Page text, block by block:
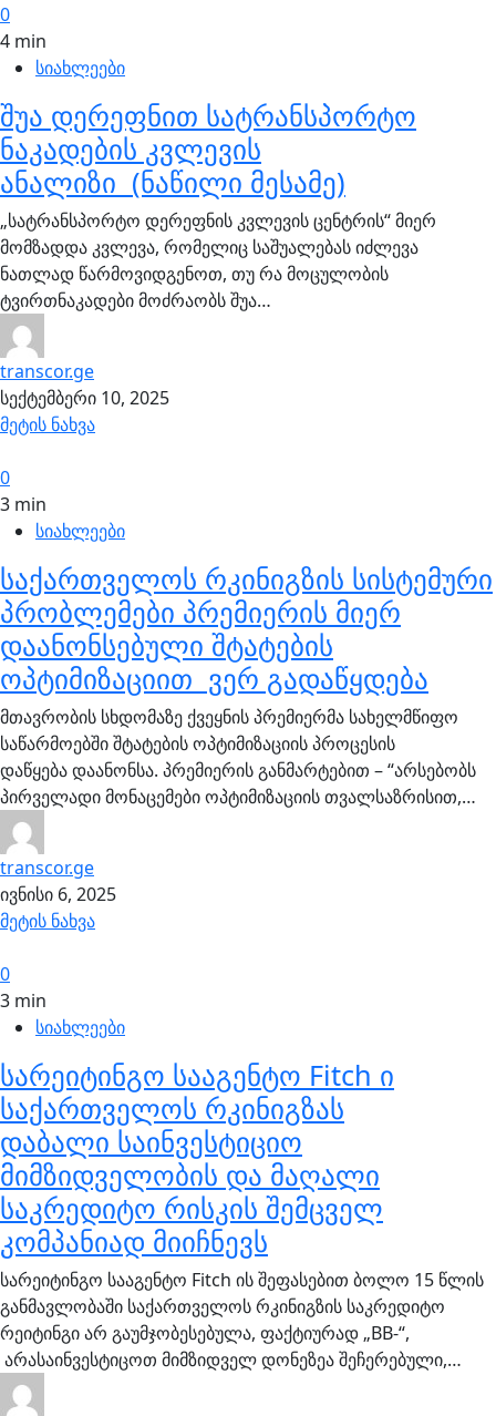
0
4 min
სიახლეები
შუა დერეფნით სატრანსპორტო
ნაკადების კვლევის
ანალიზი (ნაწილი მესამე)
„სატრანსპორტო დერეფნის კვლევის ცენტრის“ მიერ
მომზადდა კვლევა, რომელიც საშუალებას იძლევა
ნათლად წარმოვიდგენოთ, თუ რა მოცულობის
ტვირთნაკადები მოძრაობს შუა…
transcor.ge
სექტემბერი 10, 2025
მეტის ნახვა
0
3 min
სიახლეები
საქართველოს რკინიგზის სისტემური
პრობლემები პრემიერის მიერ
დაანონსებული შტატების
ოპტიმიზაციით ვერ გადაწყდება
მთავრობის სხდომაზე ქვეყნის პრემიერმა სახელმწიფო
საწარმოებში შტატების ოპტიმიზაციის პროცესის
დაწყება დაანონსა. პრემიერის განმარტებით – “არსებობს
პირველადი მონაცემები ოპტიმიზაციის თვალსაზრისით,…
transcor.ge
ივნისი 6, 2025
მეტის ნახვა
0
3 min
სიახლეები
სარეიტინგო სააგენტო Fitch ი
საქართველოს რკინიგზას
დაბალი საინვესტიციო
მიმზიდველობის და მაღალი
საკრედიტო რისკის შემცველ
კომპანიად მიიჩნევს
სარეიტინგო სააგენტო Fitch ის შეფასებით ბოლო 15 წლის
განმავლობაში საქართველოს რკინიგზის საკრედიტო
რეიტინგი არ გაუმჯობესებულა, ფაქტიურად „BB-“,
არასაინვესტიცოთ მიმზიდველ დონეზეა შეჩერებული,…